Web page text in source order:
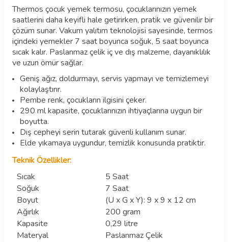
Thermos çocuk yemek termosu, çocuklarınızın yemek
saatlerini daha keyifli hale getirirken, pratik ve güvenilir bir
çözüm sunar. Vakum yalıtım teknolojisi sayesinde, termos
içindeki yemekler 7 saat boyunca soğuk, 5 saat boyunca
sıcak kalır. Paslanmaz çelik iç ve dış malzeme, dayanıklılık
ve uzun ömür sağlar.
Geniş ağız, doldurmayı, servis yapmayı ve temizlemeyi
kolaylaştırır.
Pembe renk, çocukların ilgisini çeker.
290 ml kapasite, çocuklarınızın ihtiyaçlarına uygun bir
boyutta.
Dış cepheyi serin tutarak güvenli kullanım sunar.
Elde yıkamaya uygundur, temizlik konusunda pratiktir.
Teknik Özellikler:
Sıcak
5 Saat
Soğuk
7 Saat
Boyut
(U x G x Y): 9 x 9 x 12 cm
Ağırlık
200 gram
Kapasite
0,29 litre
Materyal
Paslanmaz Çelik